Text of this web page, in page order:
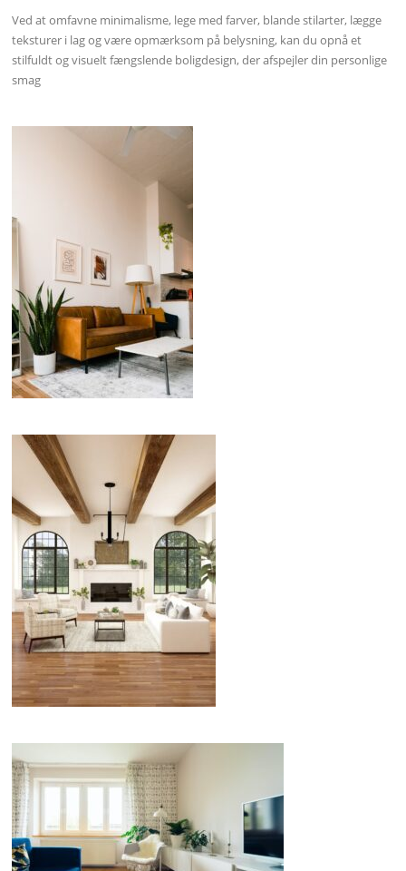
Ved at omfavne minimalisme, lege med farver, blande stilarter, lægge
teksturer i lag og være opmærksom på belysning, kan du opnå et
stilfuldt og visuelt fængslende boligdesign, der afspejler din personlige
smag